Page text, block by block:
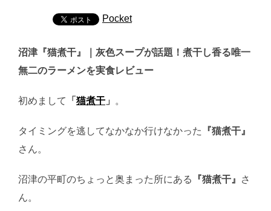
Pocket
沼津『猫煮干』｜灰色スープが話題！煮干し香る唯一
無二のラーメンを実食レビュー
初めまして 「 猫煮干 」 。
タイミングを逃してなかなか行けなかった
『猫煮干』
さん。
沼津の平町のちょっと奥まった所にある 『猫煮干』
さ
ん。